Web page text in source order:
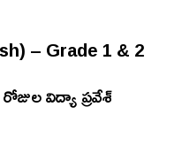
– Grade 1 & 2
విద్యా ప్రవేశ్